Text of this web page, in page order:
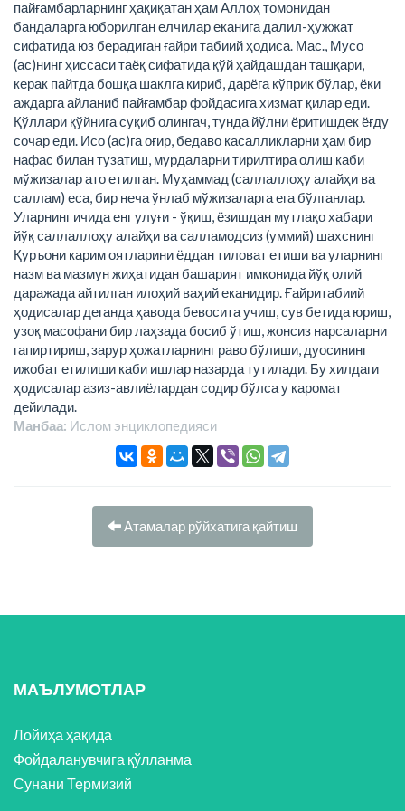
пайғамбарларнинг ҳақиқатан ҳам Аллоҳ томонидан
бандаларга юборилган елчилар еканига далил-ҳужжат
сифатида юз берадиган ғайри табиий ҳодиса. Мас., Мусо
(ас)нинг ҳиссаси таёқ сифатида қўй ҳайдашдан ташқари,
керак пайтда бошқа шаклга кириб, дарёга кўприк бўлар, ёки
аждарга айланиб пайғамбар фойдасига хизмат қилар еди.
Қўллари қўйнига суқиб олингач, тунда йўлни ёритишдек ёғду
сочар еди. Исо (ас)га оғир, бедаво касалликларни ҳам бир
нафас билан тузатиш, мурдаларни тирилтира олиш каби
мўжизалар ато етилган. Муҳаммад (саллаллоҳу алайҳи ва
саллам) еса, бир неча ўнлаб мўжизаларга ега бўлганлар.
Уларнинг ичида енг улуғи - ўқиш, ёзишдан мутлақо хабари
йўқ саллаллоҳу алайҳи ва салламодсиз (уммий) шахснинг
Қуръони карим оятларини ёддан тиловат етиши ва уларнинг
назм ва мазмун жиҳатидан башарият имконида йўқ олий
даражада айтилган илоҳий ваҳий еканидир. Ғайритабиий
ҳодисалар деганда ҳавода бевосита учиш, сув бетида юриш,
узоқ масофани бир лаҳзада босиб ўтиш, жонсиз нарсаларни
гапиртириш, зарур ҳожатларнинг раво бўлиши, дуосининг
ижобат етилиши каби ишлар назарда тутилади. Бу хилдаги
ҳодисалар азиз-авлиёлардан содир бўлса у каромат
дейилади.
Манбаа: Ислом энциклопeдияси
Атамалар рўйхатига қайтиш
МАЪЛУМОТЛАР
Лойиҳа ҳақида
Фойдаланувчига қўлланма
Сунани Термизий